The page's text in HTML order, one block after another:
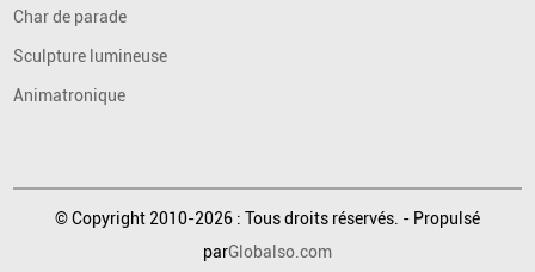
Char de parade
Sculpture lumineuse
Animatronique
© Copyright 2010-2026 : Tous droits réservés. - Propulsé
parGlobalso.com